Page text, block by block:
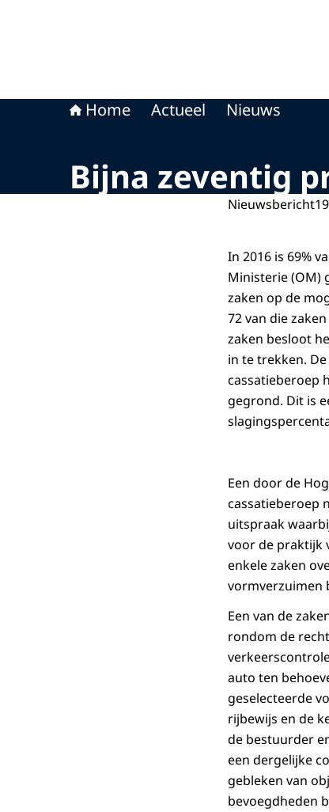
Home Actueel Nieuws
Bijna zeventig
Nieuwsbericht
In 2016 is 69%
Ministerie (OM)
zaken op de
72 van die
zaken besloot
in te trekken.
cassatieberoep
gegrond. Dit is
Een door de
cassatieberoep
uitspraak
voor de praktijk
enkele zaken
vormverzuimen
Een van de
rondom de
auto ten
geselecteerde
rijbewijs en de
de bestuurder
een dergelijke
gebleken van
bevoegdheden